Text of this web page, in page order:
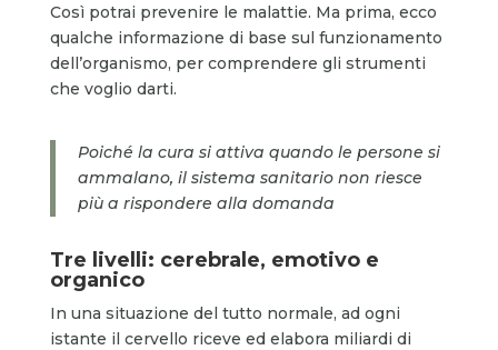
Così potrai prevenire le malattie. Ma prima, ecco
qualche informazione di base sul funzionamento
dell’organismo, per comprendere gli strumenti
che voglio darti.
Poiché la cura si attiva quando le persone si
ammalano, il sistema sanitario non riesce
più a rispondere alla domanda
Tre livelli: cerebrale, emotivo e
organico
In una situazione del tutto normale, ad ogni
istante il cervello riceve ed elabora miliardi di